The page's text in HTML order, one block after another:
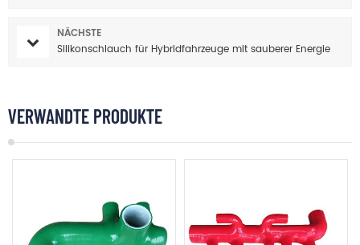
NÄCHSTE
Silikonschlauch für Hybridfahrzeuge mit sauberer Energie
VERWANDTE PRODUKTE